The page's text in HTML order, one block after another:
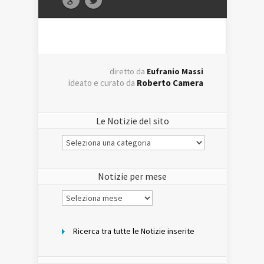
diretto da Eufranio Massi
ideato e curato da Roberto Camera
Le Notizie del sito
Le
Notizie
Notizie per mese
Notizie
per
Ricerca tra tutte le Notizie inserite